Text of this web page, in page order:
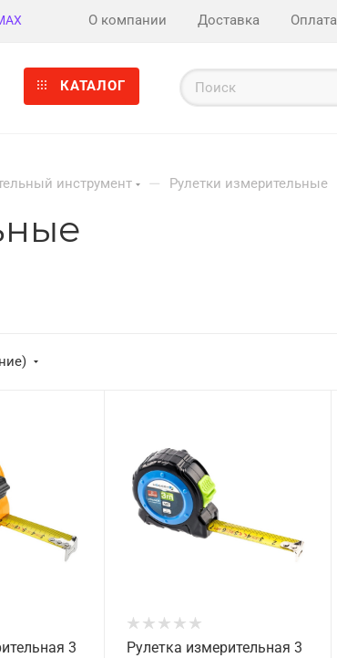
О компании Доставка Оплата
КАТАЛОГ
инструмент — Рулетки измерительные
3
Рулетка измерительная 3